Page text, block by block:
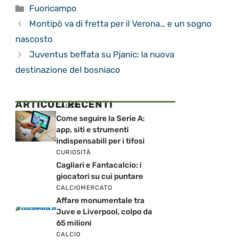
Categorie
Fuoricampo
Montipò va di fretta per il Verona… e un sogno
nascosto
Juventus beffata su Pjanic: la nuova
destinazione del bosniaco
ARTICOLI RECENTI
CALCIO
Come seguire la Serie A:
app, siti e strumenti
indispensabili per i tifosi
CURIOSITÀ
Cagliari e Fantacalcio: i
giocatori su cui puntare
CALCIOMERCATO
Affare monumentale tra
Juve e Liverpool, colpo da
65 milioni
CALCIO